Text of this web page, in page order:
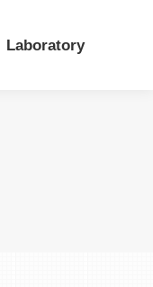
Laboratory